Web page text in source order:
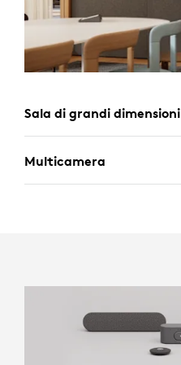
Sala di grandi dimensioni
Multicamera